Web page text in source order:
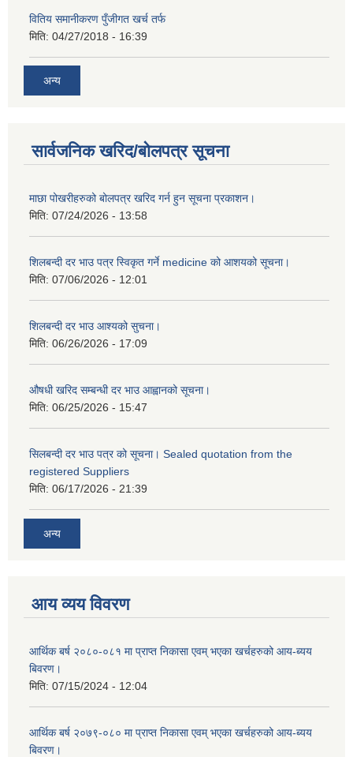
वितिय समानीकरण पुँजीगत खर्च तर्फ
मिति: 04/27/2018 - 16:39
अन्य
सार्वजनिक खरिद/बोलपत्र सूचना
माछा पोखरीहरुको बोलपत्र खरिद गर्न हुन सूचना प्रकाशन।
मिति: 07/24/2026 - 13:58
शिलबन्दी दर भाउ पत्र स्विकृत गर्ने medicine को आशयको सूचना।
मिति: 07/06/2026 - 12:01
शिलबन्दी दर भाउ आश्यको सुचना।
मिति: 06/26/2026 - 17:09
औषधी खरिद सम्बन्धी दर भाउ आह्वानको सूचना।
मिति: 06/25/2026 - 15:47
सिलबन्दी दर भाउ पत्र को सूचना। Sealed quotation from the
registered Suppliers
मिति: 06/17/2026 - 21:39
अन्य
आय व्यय विवरण
आर्थिक बर्ष २०८०-०८१ मा प्राप्त निकासा एवम् भएका खर्चहरुको आय-ब्यय
बिवरण।
मिति: 07/15/2024 - 12:04
आर्थिक बर्ष २०७९-०८० मा प्राप्त निकासा एवम् भएका खर्चहरुको आय-ब्यय
बिवरण।